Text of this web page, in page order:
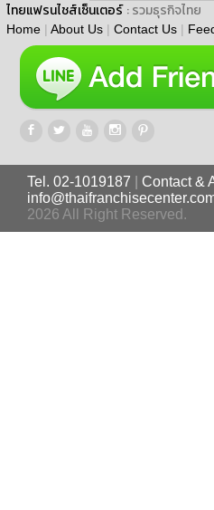
ไทยแฟรนไชส์เซ็นเตอร์ : รวมธุรกิจไทย
Home | About Us | Contact Us |
Tel. 02-1019187
Contact &
2026 All Right Reserved.